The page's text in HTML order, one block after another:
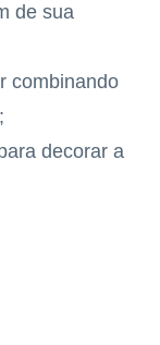
de sua
combinando
decorar a